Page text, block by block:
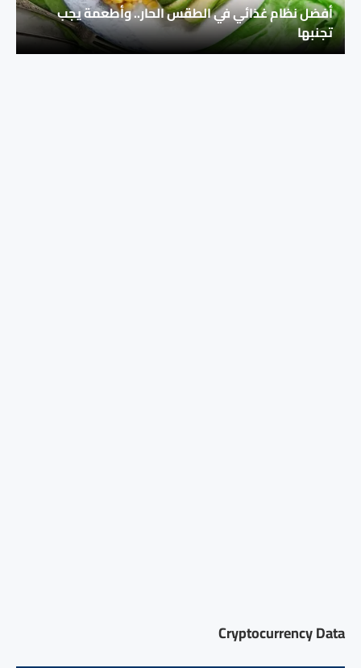
أفضل نظام غذائي في الطقس الحار.. وأطعمة يجب
تجنبها
Cryptocurrency Data